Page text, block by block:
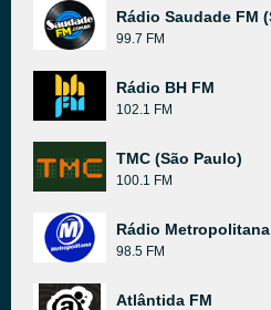
Rádio Saudade FM
99.7 FM
Rádio BH FM
102.1 FM
TMC (São Paulo)
100.1 FM
Rádio
98.5 FM
Atlântida FM